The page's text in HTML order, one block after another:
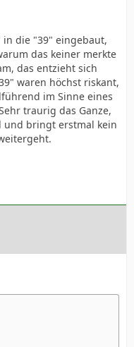
die "39" eingebaut,
das keiner merkte
das entzieht sich
waren höchst riskant,
im Sinne eines
traurig das Ganze,
und bringt erstmal kein